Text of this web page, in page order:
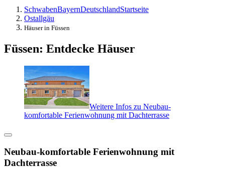
SchwabenBayernDeutschlandStartseite
Ostallgäu
Häuser in Füssen
Füssen: Entdecke Häuser
Weitere Infos zu Neubau-
komfortable Ferienwohnung mit Dachterrasse
Neubau-komfortable Ferienwohnung mit
Dachterrasse